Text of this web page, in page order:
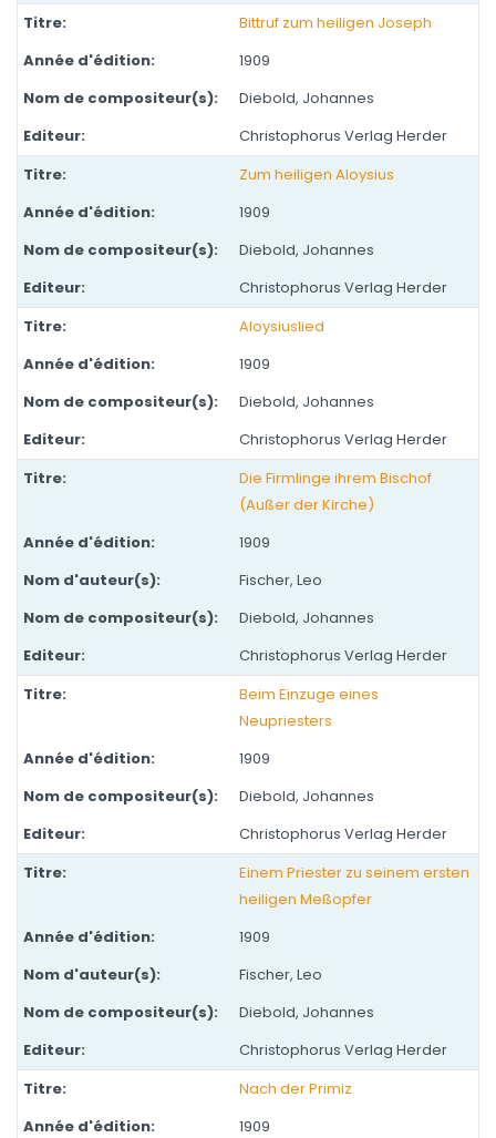
Bittruf zum heiligen Joseph
1909
Diebold, Johannes
Christophorus Verlag Herder
Zum heiligen Aloysius
1909
Diebold, Johannes
Christophorus Verlag Herder
Aloysiuslied
1909
Diebold, Johannes
Christophorus Verlag Herder
Die Firmlinge ihrem Bischof
(Außer der Kirche)
1909
Fischer, Leo
Diebold, Johannes
Christophorus Verlag Herder
Beim Einzuge eines
Neupriesters
1909
Diebold, Johannes
Christophorus Verlag Herder
Einem Priester zu seinem ersten
heiligen Meßopfer
1909
Fischer, Leo
Diebold, Johannes
Christophorus Verlag Herder
Nach der Primiz
1909